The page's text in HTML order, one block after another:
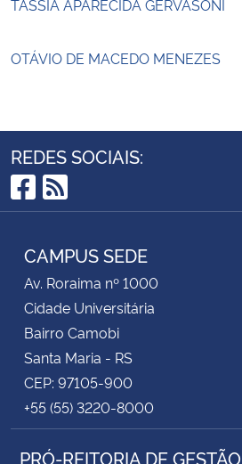
TÁSSIA APARECIDA GERVASONI
OTÁVIO DE MACEDO MENEZES
REDES SOCIAIS:
Facebook
RSS
CAMPUS SEDE
Av. Roraima nº 1000
Cidade Universitária
Bairro Camobi
Santa Maria - RS
CEP: 97105-900
+55 (55) 3220-8000
PRÓ-REITORIA DE